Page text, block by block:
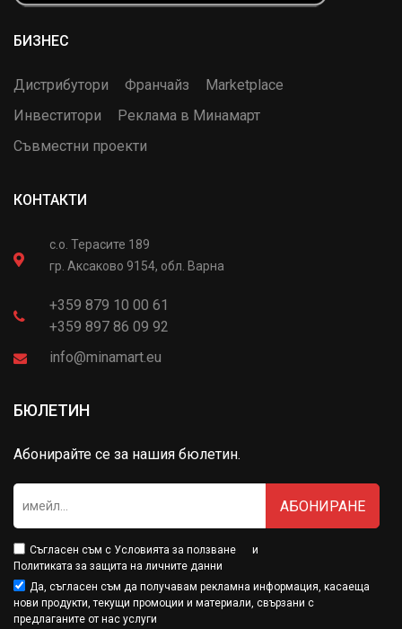
БИЗНЕС
Дистрибутори Франчайз
Marketplace
Инвеститори
Реклама в Минамарт
Съвместни проекти
КОНТАКТИ
с.о. Терасите 189
гр. Аксаково 9154, обл. Варна
+359 879 10 00 61
+359 897 86 09 92
info@minamart.eu
БЮЛЕТИН
Абонирайте се за нашия бюлетин.
АБОНИРАНЕ
Съгласен съм с Условията за ползване
и
Политиката за защита на личните данни
Да, съгласен съм да получавам рекламна информация, касаеща
нови продукти, текущи промоции и материали, свързани с
предлаганите от нас услуги